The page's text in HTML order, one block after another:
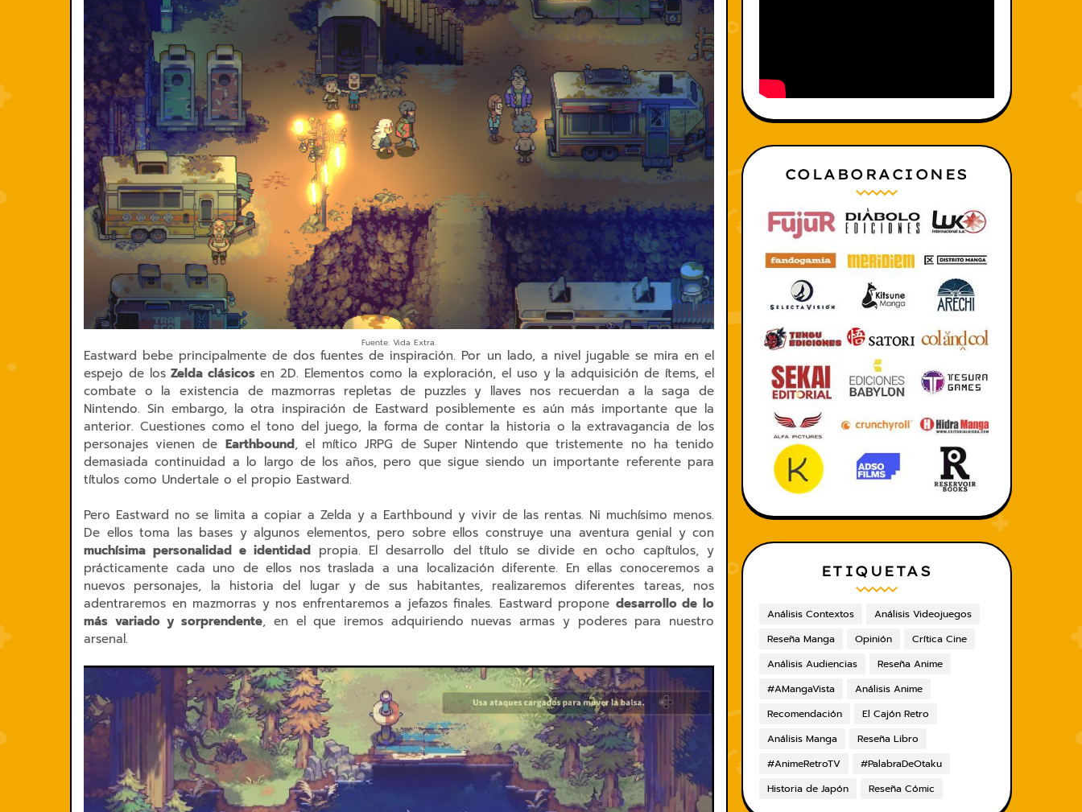
Fuente: Vida Extra.
Eastward bebe principalmente de dos fuentes de inspiración. Por un lado, a nivel jugable se mira en el
espejo de losZelda clásicosen 2D. Elementos como la exploración, el uso y la adquisición de ítems, el
combate o la existencia de mazmorras repletas de puzzles y llaves nos recuerdan a la saga de
Nintendo. Sin embargo, la otra inspiración de Eastward posiblemente es aún más importante que la
anterior. Cuestiones como el tono del juego, la forma de contar la historia o la extravagancia de los
personajes vienen de Earthbound, el mítico JRPG de Super Nintendo que tristemente no ha tenido
demasiada continuidad a lo largo de los años, pero que sigue siendo un importante referente para
títulos como Undertale o el propio Eastward.
Pero Eastward no se limita a copiar a Zelda y a Earthbound y vivir de las rentas. Ni muchísimo menos.
De ellos toma las bases y algunos elementos, pero sobre ellos construye una aventura genial y con
muchísima personalidad e identidad propia. El desarrollo del título se divide en ocho capítulos, y
prácticamente cada uno de ellos nos traslada a una localización diferente. En ellas conoceremos a
nuevos personajes, la historia del lugar y de sus habitantes, realizaremos diferentes tareas, nos
adentraremos en mazmorras y nos enfrentaremos a jefazos finales. Eastward propone desarrollo de lo
más variado y sorprendente, en el que iremos adquiriendo nuevas armas y poderes para nuestro
arsenal.
COLABORACIONES
ETIQUETAS
Análisis Contextos
Análisis Videojuegos
Reseña Manga
Opinión
Crítica Cine
Análisis Audiencias
Reseña Anime
#AMangaVista
Análisis Anime
Recomendación
El Cajón Retro
Análisis Manga
Reseña Libro
#AnimeRetroTV
#PalabraDeOtaku
Historia de Japón
Reseña Cómic